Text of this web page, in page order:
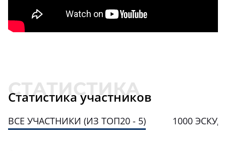
Статистика участников
ВСЕ УЧАСТНИКИ (ИЗ ТОП20 - 5) 1000